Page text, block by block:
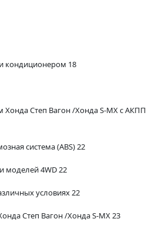
кондиционером 18
Степ Вагон /Хонда S-MX с АКПП
система (ABS) 22
моделей 4WD 22
условиях 22
Степ Вагон /Хонда S-MX 23